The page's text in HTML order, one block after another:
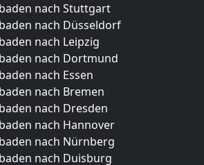
nach Stuttgart
nach Düsseldorf
nach Leipzig
nach Dortmund
nach Essen
nach Bremen
nach Dresden
nach Hannover
nach Nürnberg
nach Duisburg